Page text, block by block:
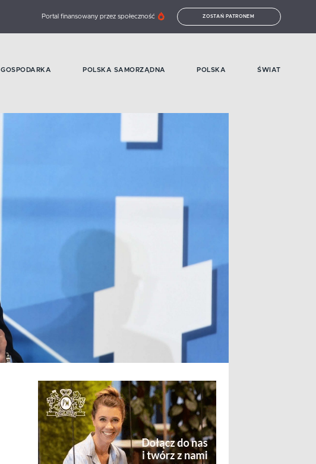
Portal finansowany przez społeczność ZOSTAŃ PATRONEM
GOSPODARKA POLSKA SAMORZĄDNA POLSKA ŚWIAT